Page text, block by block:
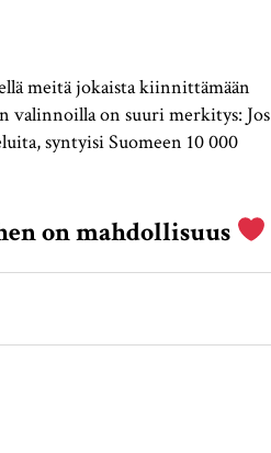
meitä jokaista kiinnittämään
valinnoilla on suuri merkitys: Jos
syntyisi Suomeen 10 000
on mahdollisuus